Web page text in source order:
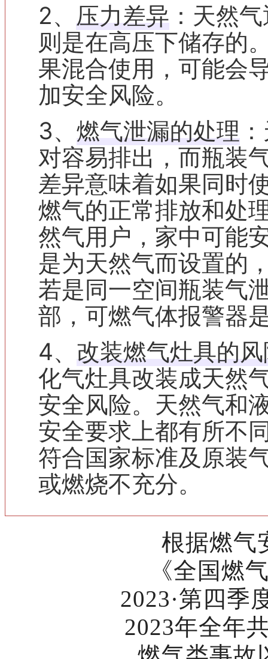
‌2、 压力差异 ：天然
则是在高压下储存的
果混合使用，可能会
加安全风险。
‌3、 燃气泄漏的处理
对容易排出，而瓶装
差异意味着如果同时
燃气的正常排放和处
然气用户，家中可能
是为天然气而设置的
若是同一空间瓶装气
部，可燃气体报警器
‌4、 改装燃气灶具的
化气灶具改装成天然
安全风险。天然气和
安全要求上都有所不
符合国家标准及原装
或燃烧不充分。
根据燃气
《全国燃
2023·第四季
2023年全年